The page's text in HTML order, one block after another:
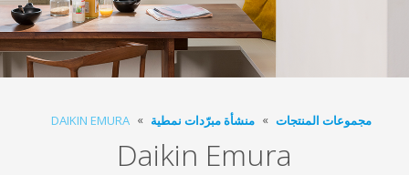
المنتجات منشأة مبرّدات نمطية DAIKIN EMURA
Daikin Emura